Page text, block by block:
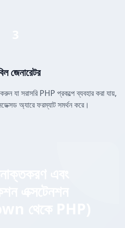
জেনারেটর
যা সরাসরি PHP প্রকল্পে ব্যবহার করা যায়,
অ্যারে ফরম্যাট সমর্থন করে।